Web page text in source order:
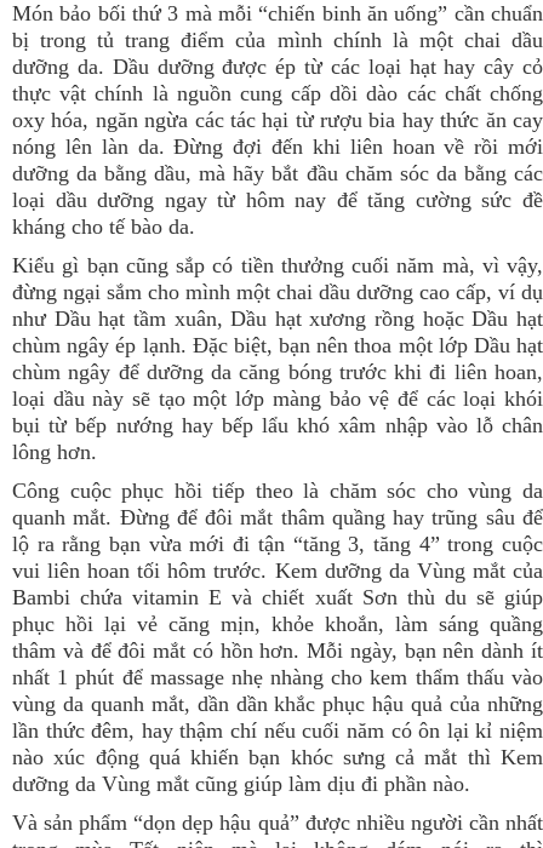
Món bảo bối thứ 3 mà mỗi “chiến binh ăn uống” cần chuẩn
bị trong tủ trang điểm của mình chính là một chai dầu
dưỡng da. Dầu dưỡng được ép từ các loại hạt hay cây cỏ
thực vật chính là nguồn cung cấp dồi dào các chất chống
oxy hóa, ngăn ngừa các tác hại từ rượu bia hay thức ăn cay
nóng lên làn da. Đừng đợi đến khi liên hoan về rồi mới
dưỡng da bằng dầu, mà hãy bắt đầu chăm sóc da bằng các
loại dầu dưỡng ngay từ hôm nay để tăng cường sức đề
kháng cho tế bào da.
Kiểu gì bạn cũng sắp có tiền thưởng cuối năm mà, vì vậy,
đừng ngại sắm cho mình một chai dầu dưỡng cao cấp, ví dụ
như Dầu hạt tầm xuân,Dầu hạt xương rồng hoặcDầu hạt
chùm ngây ép lạnh. Đặc biệt, bạn nên thoa một lớp Dầu hạt
chùm ngây để dưỡng da căng bóng trước khi đi liên hoan,
loại dầu này sẽ tạo một lớp màng bảo vệ để các loại khói
bụi từ bếp nướng hay bếp lẩu khó xâm nhập vào lỗ chân
lông hơn.
Công cuộc phục hồi tiếp theo là chăm sóc cho vùng da
quanh mắt. Đừng để đôi mắt thâm quầng hay trũng sâu để
lộ ra rằng bạn vừa mới đi tận “tăng 3, tăng 4” trong cuộc
vui liên hoan tối hôm trước. Kem dưỡng da Vùng mắtcủa
Bambi chứa vitamin E và chiết xuất Sơn thù du sẽ giúp
phục hồi lại vẻ căng mịn, khỏe khoắn, làm sáng quầng
thâm và để đôi mắt có hồn hơn. Mỗi ngày, bạn nên dành ít
nhất 1 phút để massage nhẹ nhàng cho kem thẩm thấu vào
vùng da quanh mắt, dần dần khắc phục hậu quả của những
lần thức đêm, hay thậm chí nếu cuối năm có ôn lại kỉ niệm
nào xúc động quá khiến bạn khóc sưng cả mắt thì Kem
dưỡng da Vùng mắt cũng giúp làm dịu đi phần nào.
Và sản phẩm “dọn dẹp hậu quả” được nhiều người cần nhất